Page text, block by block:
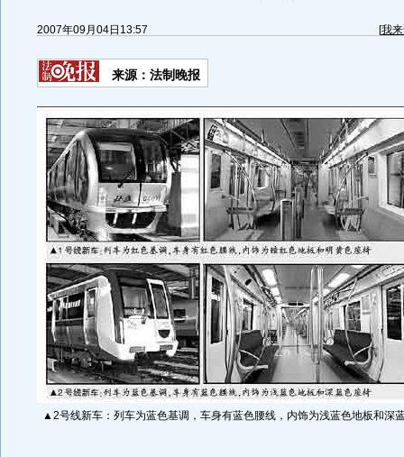
2007年09月04日13:57 [我
来源：法制晚报
▲2号线新车：列车为蓝色基调，车身有蓝色腰线，内饰为浅蓝色地板和深